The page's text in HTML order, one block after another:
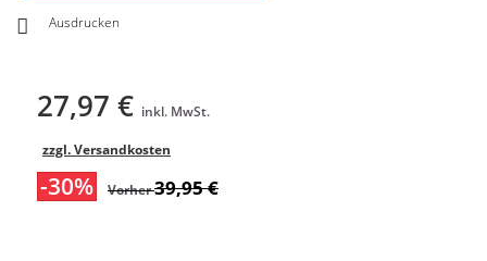
Ausdrucken
27,97 € inkl. MwSt.
zzgl. Versandkosten
-30% Vorher39,95 €